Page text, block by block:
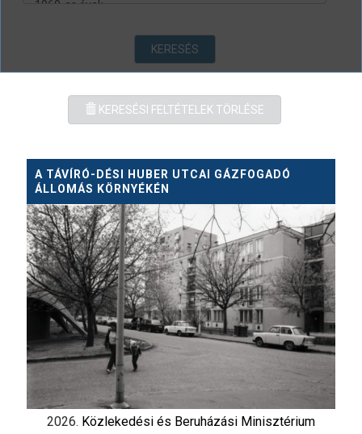
KERESÉS
KERESÉSI FELTÉTELEK TÖRLÉSE
A TÁVÍRÓ-DÉSI HUBER UTCAI GÁZFOGADÓ
ÁLLOMÁS KÖRNYÉKÉN
2026. Közlekedési és Beruházási Minisztérium